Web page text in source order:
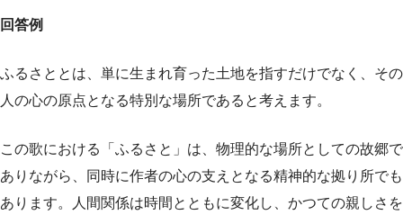
回答例
ふるさととは、単に生まれ育った土地を指すだけでなく、その
人の心の原点となる特別な場所であると考えます。
この歌における「ふるさと」は、物理的な場所としての故郷で
ありながら、同時に作者の心の支えとなる精神的な拠り所でも
あります。人間関係は時間とともに変化し、かつての親しさを